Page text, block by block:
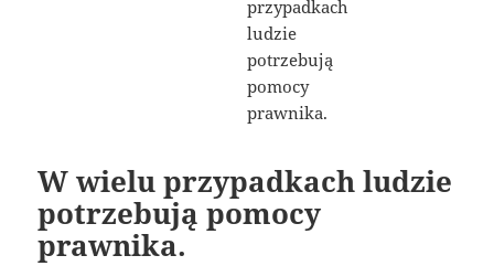
W wielu przypadkach ludzie
potrzebują pomocy
prawnika.